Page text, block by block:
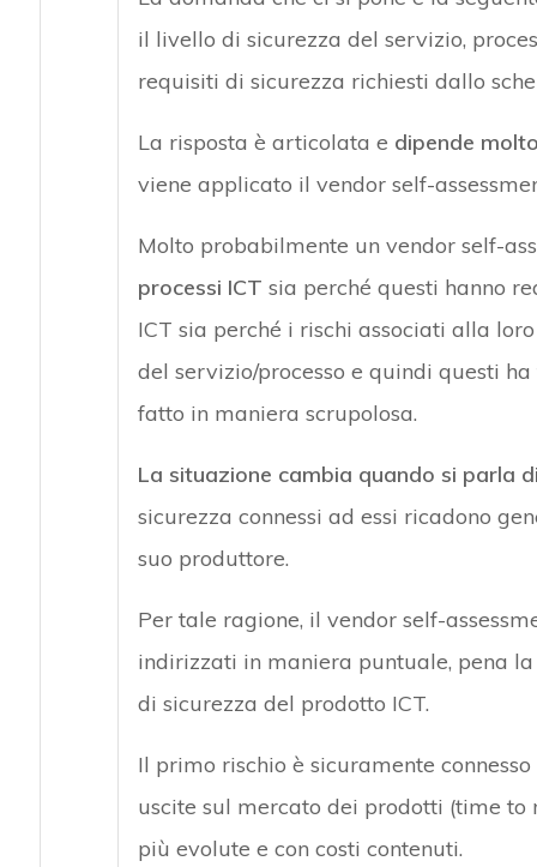
il livello di sicurezza del servizio,
requisiti di sicurezza richiesti dallo
La risposta è articolata e dipende
viene applicato il vendor self-
Molto probabilmente un vendor self-
processi ICT sia perché questi hanno
ICT sia perché i rischi associati alla
del servizio/processo e quindi questi
fatto in maniera scrupolosa.
La situazione cambia quando si parla
sicurezza connessi ad essi ricadono
suo produttore.
Per tale ragione, il vendor self-
indirizzati in maniera puntuale, pena
di sicurezza del prodotto ICT.
Il primo rischio è sicuramente
uscite sul mercato dei prodotti (time
più evolute e con costi contenuti.